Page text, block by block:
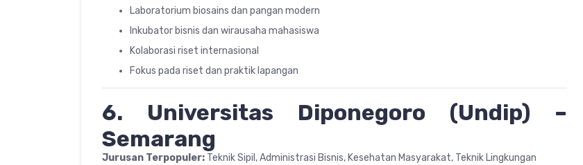
Laboratorium biosains dan pangan modern
Inkubator bisnis dan wirausaha mahasiswa
Kolaborasi riset internasional
Fokus pada riset dan praktik lapangan
6. Universitas Diponegoro (Undip) –
Semarang
Jurusan Terpopuler: Teknik Sipil, Administrasi Bisnis, Kesehatan Masyarakat, Teknik Lingkungan